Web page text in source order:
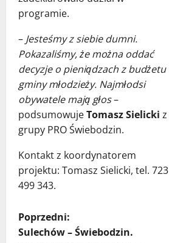
programie.
– Jesteśmy z siebie dumni.
Pokazaliśmy, że można oddać
decyzje o pieniądzach z budżetu
gminy młodzieży. Najmłodsi
obywatele mają głos–
podsumowujeTomasz Sielicki z
grupy PRO Świebodzin.
Kontakt z koordynatorem
projektu: Tomasz Sielicki, tel. 723
499 343.
Z
Poprzedni:
Sulechów – Świebodzin.